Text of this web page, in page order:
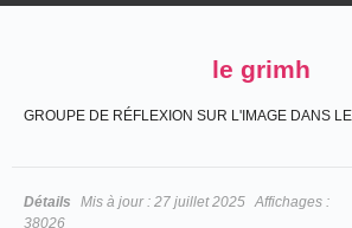
le grimh
GROUPE DE RÉFLEXION SUR L'IMAGE DANS
Détails Mis à jour : 27 juillet 2025 Affichages :
38026